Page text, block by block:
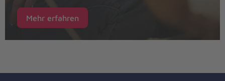
Mehr erfahren